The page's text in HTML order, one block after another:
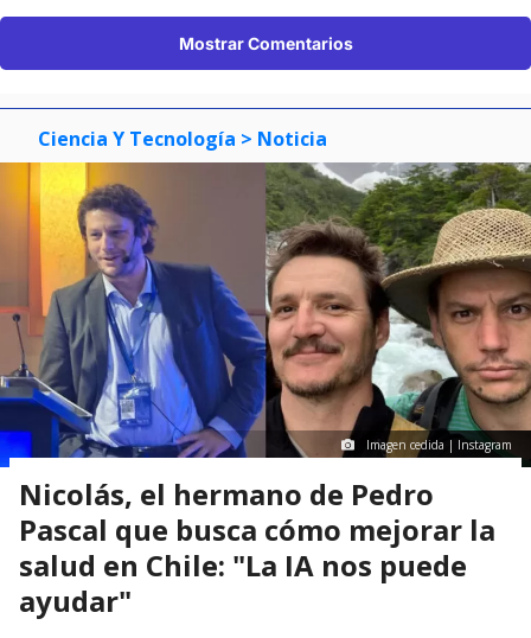
Mostrar Comentarios
Ciencia Y Tecnología > Noticia
Imagen cedida | Instagram
Nicolás, el hermano de Pedro
Pascal que busca cómo mejorar la
salud en Chile: "La IA nos puede
ayudar"